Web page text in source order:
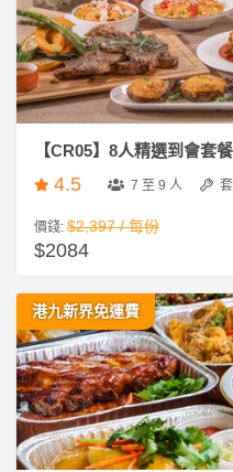
【CR05】8人精選到會套餐
4.5 7 至 9 人
價錢: $2,397 / 每份
$2084
港九新界免運費